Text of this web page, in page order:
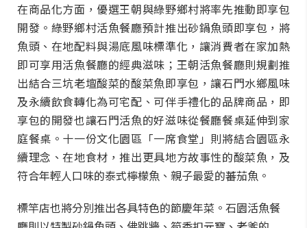
在商品化方面，優選王朝與綠野鄉村將率先推動即享包
開發。綠野鄉村活魚餐廳預計推出砂鍋魚頭即享包，將
魚頭、在地配料與湯底風味標準化，讓消費者在家加熱
即可享用活魚餐廳的經典滋味；王朝活魚餐廳則規劃推
出結合三坑老壇酸菜的酸菜魚即享包，讓石門水鄉風味
及永續飲食轉化為可宅配、可伴手禮化的品牌商品，即
享包的開發也讓石門活魚的好滋味從餐廳餐桌延伸到家
庭餐桌。十一份文化園區「一席食堂」則將結合園區永
續理念、在地食材，推出更具地方故事性的酸菜魚，及
符合年輕人口味的泰式檸檬魚、親子最愛的蕃茄魚。
標竿店也將分別推出各具特色的節慶年菜。石園活魚餐